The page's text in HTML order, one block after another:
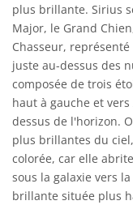
plus brillante. Sirius
Major, le Grand
Chasseur,
juste au-dessus des
composée de trois
haut à gauche et
dessus de l'horizon.
plus brillantes du
colorée, car elle
sous la galaxie vers
brillante située plus